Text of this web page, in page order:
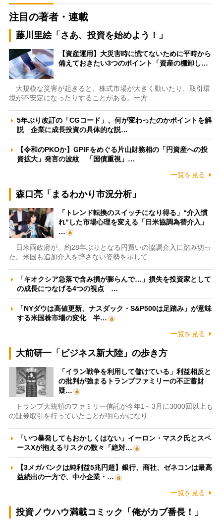
注目の著者・連載
藤川里絵「さあ、投資を始めよう！」
【資産運用】大災害時に慌てないために平時から
備えておきたい3つのポイント「資産の棚卸し…
大規模な災害が起きると、株式市場が大きく動いたり、取引環
境が不安定になったりすることがある。一方…
5年ぶり改訂の「CGコード」、何が変わったのかポイントを解
説 企業に成長投資の具体的な説…
【令和のPKOか】GPIFをめぐる片山財務相の「円資産への投
資拡大」発言の波紋 「国債重視」…
一覧を見る
森口亮「まるわかり市況分析」
「トレンド転換のスイッチになり得る」“介入慣
れ”した市場心理を変える「日米協調為替介入」
…
日米両政府が、約28年ぶりとなる円買いの協調介入に踏み切っ
た。米国も追加介入を辞さない姿勢を示して…
「キオクシア急落で含み損が膨らんで…」損失を投資家として
の成長につなげる4つの視点 …
「NYダウは高値更新、ナスダック・S&P500は足踏み」が意味
する米国株市場の変化 半…
一覧を見る
大前研一「ビジネス新大陸」の歩き方
「イラン戦争を利用して儲けている」利益相反と
の批判が強まるトランプファミリーの不正蓄財
疑…
トランプ大統領のファミリー信託が今年1～3月に3000回以上も
の証券取引を行っていたことが明らかになり…
「いつ暴発してもおかしくはない」イーロン・マスク氏とスペ
ースXが抱えるリスクの数々「絶対…
【3メガバンクは純利益5兆円超】銀行、商社、ゼネコンは最高
益続出の一方で、中小企業・…
一覧を見る
投資ノウハウ満載コミック「俺がカブ番長！」